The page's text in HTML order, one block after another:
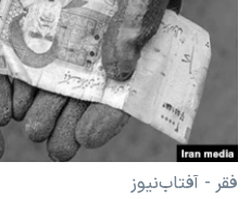
فرهنگ و زندگی
حقوق شهروندی
اقتصادی
علم و فناوری
اسرائیل در جنگ
مستندها
انتخابات ریاست جمهوری آمریکا ۲۰۲۴
حمله جمهوری اسلامی به اسرائیل
رمز مهسا
ورزش زنان در ایران
دنبال کنید
زبانهای مختلف
فقر - آفتاب‌نیوز